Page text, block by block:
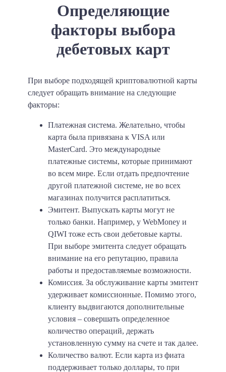
Определяющие
факторы выбора
дебетовых карт
При выборе подходящей криптовалютной карты
следует обращать внимание на следующие
факторы:
Платежная система. Желательно, чтобы
карта была привязана к VISA или
MasterCard. Это международные
платежные системы, которые принимают
во всем мире. Если отдать предпочтение
другой платежной системе, не во всех
магазинах получится расплатиться.
Эмитент. Выпускать карты могут не
только банки. Например, у WebMoney и
QIWI тоже есть свои дебетовые карты.
При выборе эмитента следует обращать
внимание на его репутацию, правила
работы и предоставляемые возможности.
Комиссия. За обслуживание карты эмитент
удерживает комиссионные. Помимо этого,
клиенту выдвигаются дополнительные
условия – совершать определенное
количество операций, держать
установленную сумму на счете и так далее.
Количество валют. Если карта из фиата
поддерживает только доллары, то при